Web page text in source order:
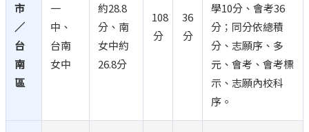
市
／
台
南
區
一
中、
台南
女中
約28.8
分、南
女中約
26.8分
108
分
36
分
學10分、會考36
分；同分依總積
分、志願序、多
元、會考、會考標
示、志願內校科
序。